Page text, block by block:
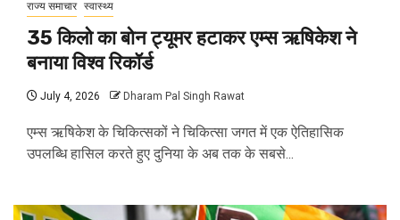
राज्य समाचार स्वास्थ्य
35 किलो का बोन ट्यूमर हटाकर एम्स ऋषिकेश ने
बनाया विश्व रिकॉर्ड
July 4, 2026 Dharam Pal Singh Rawat
एम्स ऋषिकेश के चिकित्सकों ने चिकित्सा जगत में एक ऐतिहासिक
उपलब्धि हासिल करते हुए दुनिया के अब तक के सबसे...